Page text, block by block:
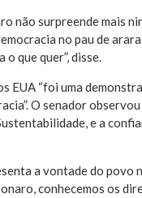
não surpreende mais
no pau de
que quer”, disse.
EUA “foi uma
O senador
e a
a vontade do povo
conhecemos os